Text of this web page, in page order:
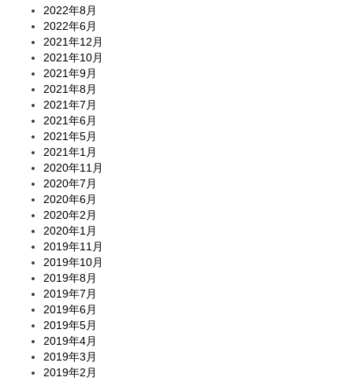
2022年8月
2022年6月
2021年12月
2021年10月
2021年9月
2021年8月
2021年7月
2021年6月
2021年5月
2021年1月
2020年11月
2020年7月
2020年6月
2020年2月
2020年1月
2019年11月
2019年10月
2019年8月
2019年7月
2019年6月
2019年5月
2019年4月
2019年3月
2019年2月